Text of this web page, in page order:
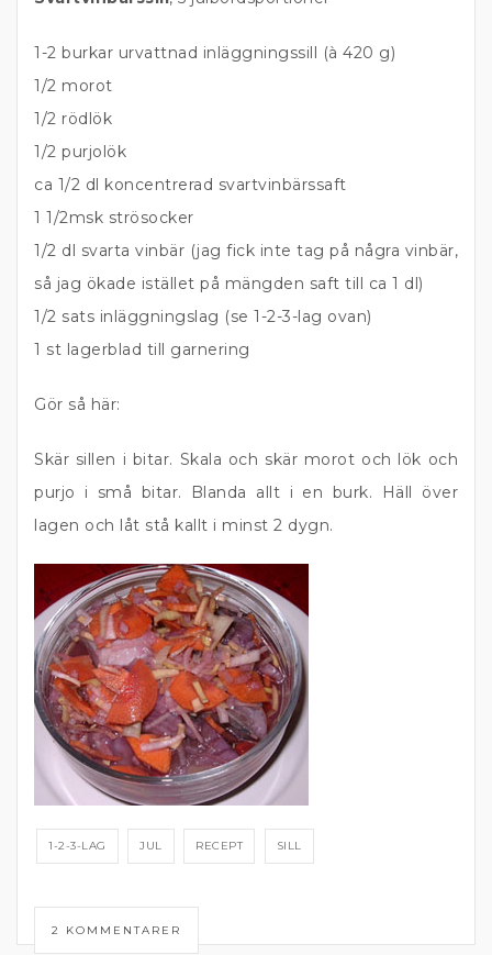
1-2 burkar urvattnad inläggningssill (à 420 g)
1/2 morot
1/2 rödlök
1/2 purjolök
ca 1/2 dl koncentrerad svartvinbärssaft
1 1/2msk strösocker
1/2 dl svarta vinbär (jag fick inte tag på några vinbär,
så jag ökade istället på mängden saft till ca 1 dl)
1/2 sats inläggningslag (se 1-2-3-lag ovan)
1 st lagerblad till garnering
Gör så här:
Skär sillen i bitar. Skala och skär morot och lök och
purjo i små bitar. Blanda allt i en burk. Häll över
lagen och låt stå kallt i minst 2 dygn.
1-2-3-LAG JUL RECEPT SILL
2 KOMMENTARER